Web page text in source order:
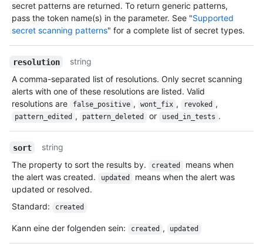
secret patterns are returned. To return generic patterns,
pass the token name(s) in the parameter. See "Supported
secret scanning patterns" for a complete list of secret types.
resolution
string
A comma-separated list of resolutions. Only secret scanning
alerts with one of these resolutions are listed. Valid
resolutions are
false_positive , wont_fix , revoked ,
pattern_edited , pattern_deleted or used_in_tests .
sort
string
The property to sort the results by.
created
means when
the alert was created.
updated
means when the alert was
updated or resolved.
Standard: created
Kann eine der folgenden sein: created , updated